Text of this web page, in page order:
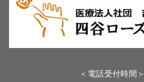
＜電話受付時間＞